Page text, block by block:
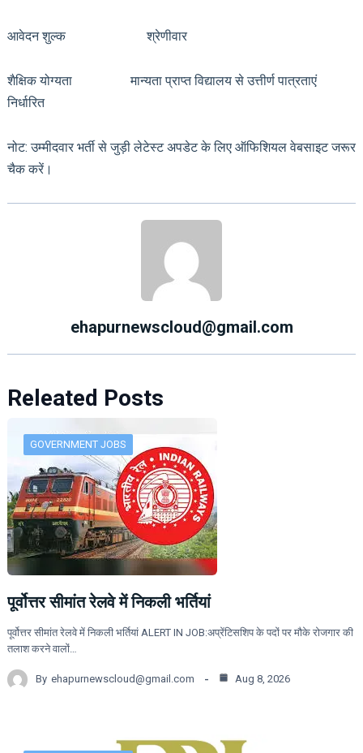
आवेदन शुल्क श्रेणीवार
शैक्षिक योग्यता मान्यता प्राप्त विद्यालय से उत्तीर्ण पात्रताएं
निर्धारित
नोट: उम्मीदवार भर्ती से जुड़ी लेटेस्ट अपडेट के लिए ऑफिशियल वेबसाइट जरूर
चैक करें।
ehapurnewscloud@gmail.com
Releated Posts
GOVERNMENT JOBS
पूर्वोत्तर सीमांत रेलवे में निकली भर्तियां
पूर्वोत्तर सीमांत रेलवे में निकली भर्तियां ALERT IN JOB:अप्रेंटिसशिप के पदों पर मौके रोजगार की
तलाश करने वालों…
By ehapurnewscloud@gmail.com Aug 8, 2026